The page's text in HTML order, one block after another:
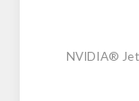
NVIDIA®